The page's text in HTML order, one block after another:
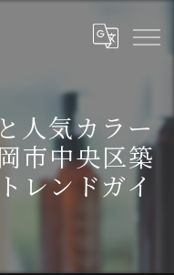
人気カラー
市中央区築
レンドガイ